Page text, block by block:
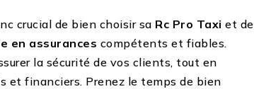
crucial de bien choisir sa Rc Pro Taxi et de
en assurances compétents et fiables.
la sécurité de vos clients, tout en
financiers. Prenez le temps de bien